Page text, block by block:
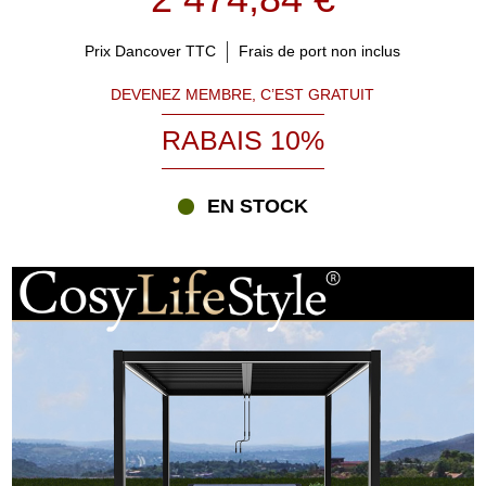
manger extérieure, salon de détente ou espace calme pour lire,
Une fois installée, elle devient souvent le point central du jardin et
l'un des espaces les plus appréciés de toute la famille.
Pourquoi choisir une tonnelle de jardin ?
Une tonnelle de jardin offre bien plus qu'un simple espace
Elle vous permet de profiter de votre extérieur plus souvent et plus
longtemps. Pendant l'été, elle projette une ombre agréable tout en
protégeant des rayons directs du soleil. Au printemps et en
automne, elle offre une protection efficace contre les petites
averses, le vent léger et la fraîcheur des soirées.
Beaucoup de propriétaires constatent qu'une tonnelle transforme
complètement leur manière de vivre le jardin. Elle devient un lieu
privilégié pour prendre les repas, organiser des barbecues,
recevoir des invités ou simplement se détendre après une journée
Prix Dancover TTC Frais de port non inclus
DEVENEZ MEMBRE, C’EST GRATUIT
RABAIS 10%
EN STOCK